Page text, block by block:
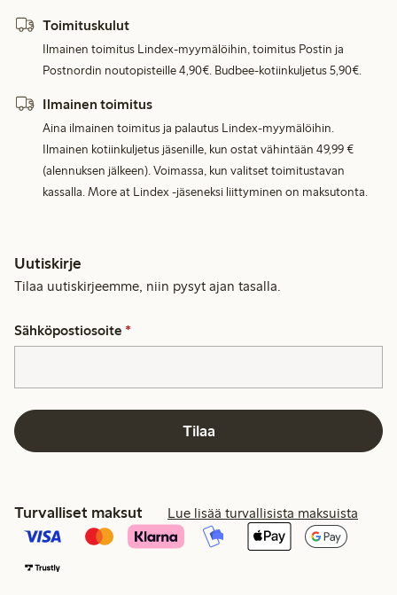
Toimituskulut
Ilmainen toimitus Lindex-myymälöihin, toimitus Postin ja
Postnordin noutopisteille 4,90€. Budbee-kotiinkuljetus 5,90€.
Ilmainen toimitus
Aina ilmainen toimitus ja palautus Lindex-myymälöihin.
Ilmainen kotiinkuljetus jäsenille, kun ostat vähintään 49,99 €
(alennuksen jälkeen). Voimassa, kun valitset toimitustavan
kassalla. More at Lindex -jäseneksi liittyminen on maksutonta.
Uutiskirje
Tilaa uutiskirjeemme, niin pysyt ajan tasalla.
Sähköpostiosoite *
Tilaa
Turvalliset maksut Lue lisää turvallisista maksuista